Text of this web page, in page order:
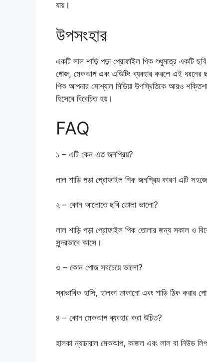
যায়।
উপসংহার
একটি লাল শাড়ি পড়া প্রোফাইল পিক শুধুমাত্র একটি
পোজ, মেকআপ এবং এডিটিং ব্যবহার করলে এই ধরনের
পিক আপনার সোশ্যাল মিডিয়া উপস্থিতিকে আরও
হিসেবে বিবেচিত হয়।
FAQ
১ – এটি কেন এত জনপ্রিয়?
লাল শাড়ি পড়া প্রোফাইল পিক জনপ্রিয় কারণ এটি
২ – কোন আলোতে ছবি তোলা ভালো?
লাল শাড়ি পড়া প্রোফাইল পিক তোলার জন্য সকাল ও
সুন্দরভাবে আসে।
৩ – কোন পোজ সবচেয়ে ভালো?
স্বাভাবিক হাসি, হালকা তাকানো এবং শাড়ি ঠিক করার
৪ – কোন মেকআপ ব্যবহার করা উচিত?
হালকা ন্যাচারাল মেকআপ, কাজল এবং লাল বা নিউড